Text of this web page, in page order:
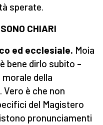
sperate.
CHIARI
ed ecclesiale. Moia
bene dirlo subito –
della
è che non
del Magistero
pronunciamenti